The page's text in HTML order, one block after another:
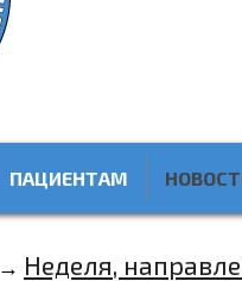
ПАЦИЕНТАМ
→ Неделя,